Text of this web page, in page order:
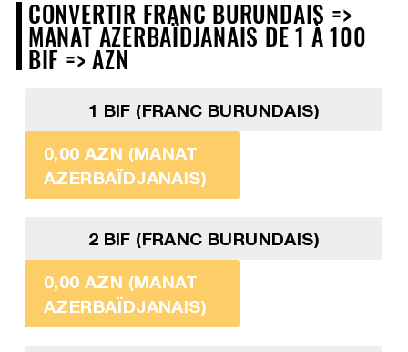
CONVERTIR FRANC BURUNDAIS =>
MANAT AZERBAÏDJANAIS DE 1 À 100
BIF => AZN
1 BIF (FRANC BURUNDAIS)
0,00 AZN (MANAT
AZERBAÏDJANAIS)
2 BIF (FRANC BURUNDAIS)
0,00 AZN (MANAT
AZERBAÏDJANAIS)